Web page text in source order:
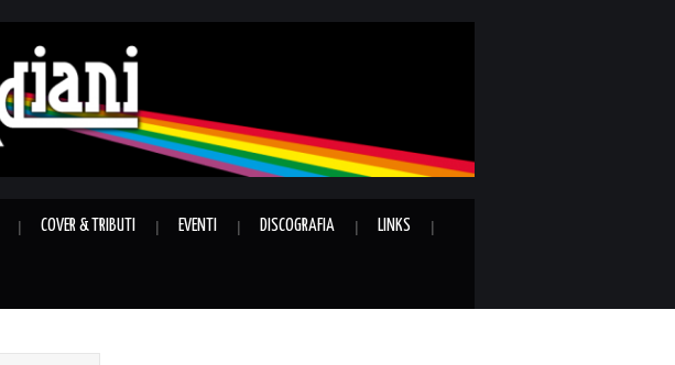
COVER & TRIBUTI EVENTI DISCOGRAFIA LINKS